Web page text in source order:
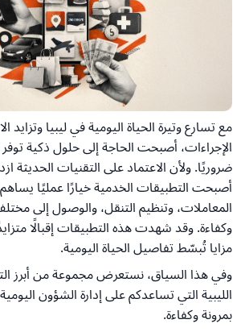
مع تسارع وتيرة الحياة اليومية في ليبيا وتزايد
الإجراءات، أصبحت الحاجة إلى حلول ذكية
ضروريًا.ولأن الاعتماد على التقنيات الحديثة
أصبحت التطبيقات الخدمية خيارًا عمليًا
المعاملات، وتنظيم التنقل، والوصول إلى
وكفاءة.وقد شهدت هذه التطبيقات إقبالًا
مزايا تُبسّط تفاصيل الحياة اليومية.
وفي هذا السياق، نستعرض مجموعة من أبرز
الليبية التي تساعدكم على إدارة الشؤون
بمرونة وكفاءة.